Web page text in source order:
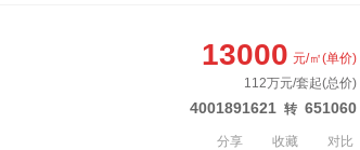
4001891621 转 651060
13000 元/㎡(单价)
112万元/套起(总价)
分享 收藏 对比